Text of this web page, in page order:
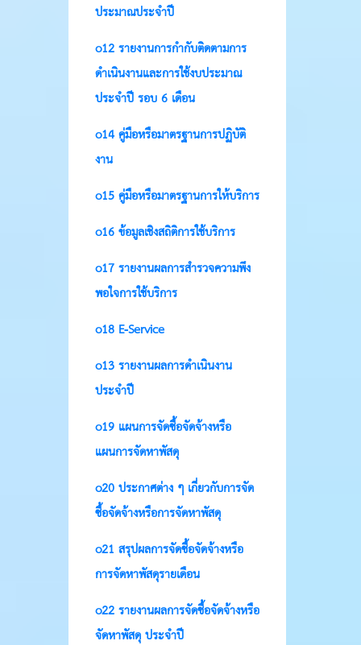
ประมาณประจำปี
o12 รายงานการกำกับติดตามการ
ดำเนินงานและการใช้งบประมาณ
ประจำปี รอบ 6 เดือน
o14 คู่มือหรือมาตรฐานการปฏิบัติ
งาน
o15 คู่มือหรือมาตรฐานการให้บริการ
o16 ข้อมูลเชิงสถิติการใช้บริการ
o17 รายงานผลการสำรวจความพึง
พอใจการใช้บริการ
o18 E-Service
o13 รายงานผลการดำเนินงาน
ประจำปี
o19 แผนการจัดซื้อจัดจ้างหรือ
แผนการจัดหาพัสดุ
o20 ประกาศต่าง ๆ เกี่ยวกับการจัด
ซื้อจัดจ้างหรือการจัดหาพัสดุ
o21 สรุปผลการจัดซื้อจัดจ้างหรือ
การจัดหาพัสดุรายเดือน
o22 รายงานผลการจัดซื้อจัดจ้างหรือ
จัดหาพัสดุ ประจำปี